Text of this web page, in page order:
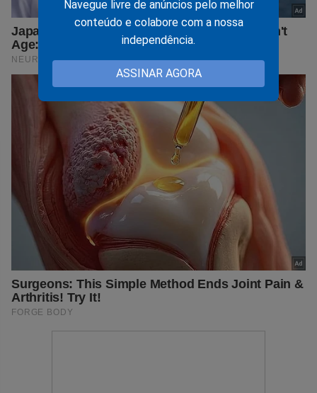
Navegue livre de anúncios pelo melhor
conteúdo e colabore com a nossa
independência.
ASSINAR AGORA